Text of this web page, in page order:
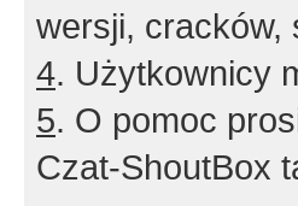
wersji, cracków,
4. Użytkownicy
5. O pomoc
Czat-ShoutBox